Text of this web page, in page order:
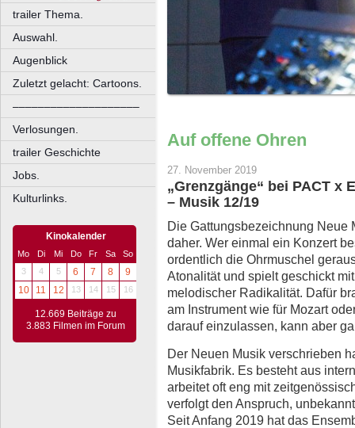
trailer Thema.
Auswahl.
Augenblick
Zuletzt gelacht: Cartoons.
––––––––––––––––––––
Verlosungen.
trailer Geschichte
Jobs.
Kulturlinks.
Kinokalender
Mo Di Mi Do Fr Sa
So
3
4 5 6 7 8
9
10
11 12 13 14 15 16
12.669 Beiträge zu
3.883 Filmen im Forum
Auf offene Ohren
27. November 2019
„Grenzgänge“ bei PACT x
– Musik 12/19
Die Gattungsbezeichnung Neue
daher. Wer einmal ein Konzert
ordentlich die Ohrmuschel
Atonalität und spielt geschickt
melodischer Radikalität. Dafür
am Instrument wie für Mozart
darauf einzulassen, kann aber
Der Neuen Musik verschrieben
Musikfabrik. Es besteht aus
arbeitet oft eng mit
verfolgt den Anspruch,
Seit Anfang 2019 hat das